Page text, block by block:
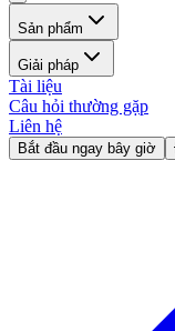
Sản phẩm
Giải pháp
Tài liệu
Câu hỏi thường gặp
Liên hệ
Bắt đầu ngay bây giờ